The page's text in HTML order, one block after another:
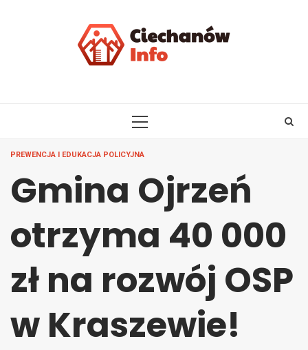
PRIMARY
PREWENCJA I EDUKACJA POLICYJNA
Gmina Ojrzeń
otrzyma 40 000
zł na rozwój OSP
w Kraszewie!